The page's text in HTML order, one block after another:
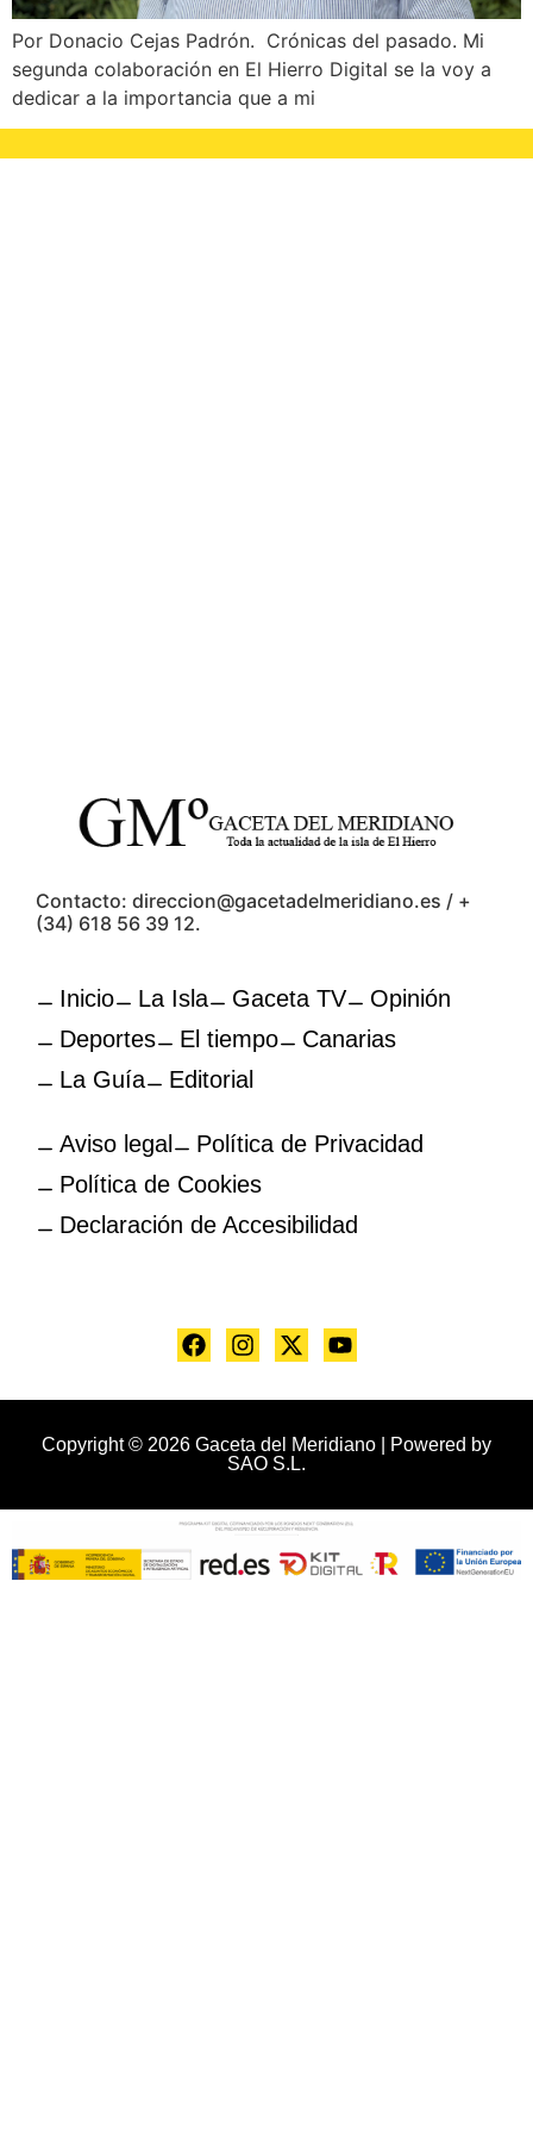
Por Donacio Cejas Padrón. Crónicas del pasado. Mi
segunda colaboración en El Hierro Digital se la voy a
dedicar a la importancia que a mi
Contacto: direccion@gacetadelmeridiano.es / +
(34) 618 56 39 12.
Inicio La Isla Gaceta TV
Opinión
Deportes
El tiempo
Canarias
La Guía
Editorial
Aviso legal
Política de Privacidad
Política de Cookies
Declaración de Accesibilidad
Copyright © 2026 Gaceta del Meridiano | Powered by
SAO S.L.